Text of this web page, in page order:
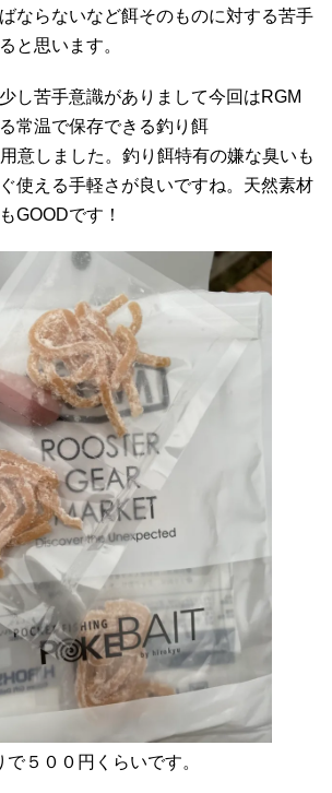
ならないなど餌そのものに対する苦手
と思います。
し苦手意識がありまして今回はRGM
常温で保存できる釣り餌
意しました。釣り餌特有の嫌な臭いも
使える手軽さが良いですね。天然素材
GOODです！
で５００円くらいです。